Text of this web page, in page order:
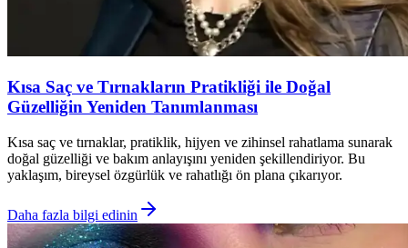
Kısa Saç ve Tırnakların Pratikliği ile Doğal
Güzelliğin Yeniden Tanımlanması
Kısa saç ve tırnaklar, pratiklik, hijyen ve zihinsel rahatlama sunarak
doğal güzelliği ve bakım anlayışını yeniden şekillendiriyor. Bu
yaklaşım, bireysel özgürlük ve rahatlığı ön plana çıkarıyor.
Daha fazla bilgi edinin